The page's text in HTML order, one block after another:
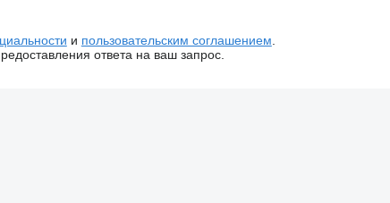
и пользовательским соглашением
ответа на ваш запрос.